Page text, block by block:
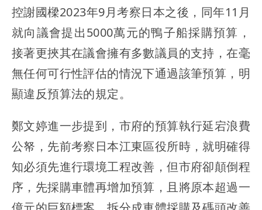
控謝國樑2023年9月考察日本之後，同年11月
就向議會提出5000萬元的鴨子船採購預算，
接著更挾其在議會擁有多數議員的支持，在毫
無任何可行性評估的情況下通過該筆預算，明
顯違反預算法的規定。
鄭文婷進一步提到，市府的預算執行延宕浪費
公帑，先前考察日本江東區役所時，就明確得
知必須先進行環境工程改善，但市府卻顛倒程
序，先採購車體再增加預算，且將原本超過一